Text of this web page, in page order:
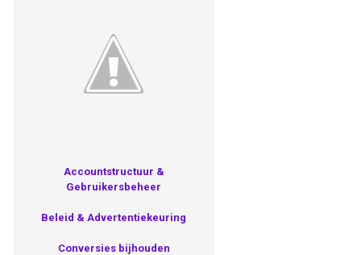
Accountstructuur &
Gebruikersbeheer
Beleid & Advertentiekeuring
Conversies bijhouden